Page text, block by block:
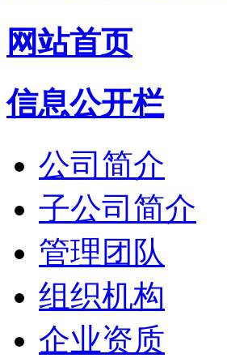
网站首页
信息公开栏
公司简介
子公司简介
管理团队
组织机构
企业资质